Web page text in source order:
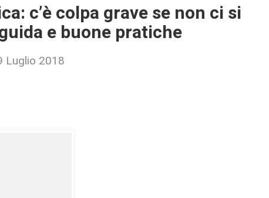
c’è colpa grave se non ci si
e buone pratiche
Luglio 2018